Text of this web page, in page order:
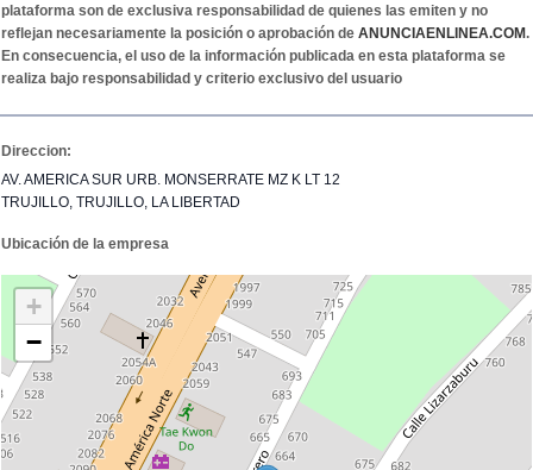
plataforma son de exclusiva responsabilidad de quienes las emiten y no
reflejan necesariamente la posición o aprobación de ANUNCIAENLINEA.COM.
En consecuencia, el uso de la información publicada en esta plataforma se
realiza bajo responsabilidad y criterio exclusivo del usuario
Direccion:
AV. AMERICA SUR URB. MONSERRATE MZ K LT 12
TRUJILLO, TRUJILLO, LA LIBERTAD
Ubicación de la empresa
+
−